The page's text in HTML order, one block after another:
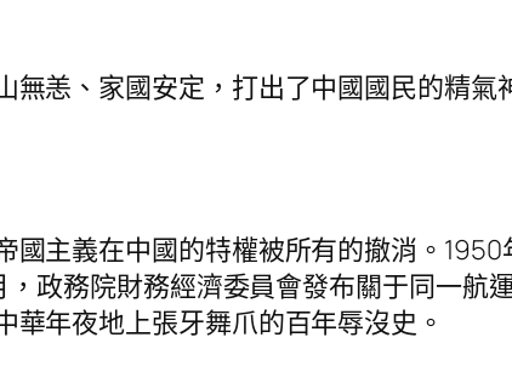
恙、家國安定，打出了中國國民的精氣
主義在中國的特權被所有的撤消。1950
政務院財務經濟委員會發布關于同一航
年夜地上張牙舞爪的百年辱沒史。